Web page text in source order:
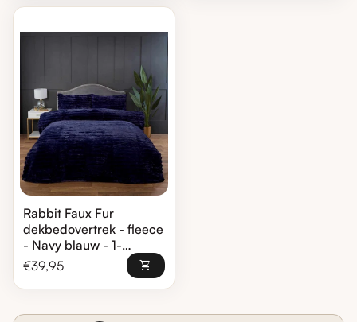
Rabbit Faux Fur
dekbedovertrek - fleece
- Navy blauw - 1-
persoons
Normale prijs
€39,95 shopping_cart